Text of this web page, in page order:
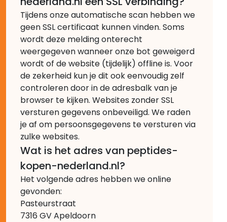
Tijdens onze automatische scan hebben we
geen SSL certificaat kunnen vinden. Soms
wordt deze melding onterecht
weergegeven wanneer onze bot geweigerd
wordt of de website (tijdelijk) offline is. Voor
de zekerheid kun je dit ook eenvoudig zelf
controleren door in de adresbalk van je
browser te kijken. Websites zonder SSL
versturen gegevens onbeveiligd. We raden
je af om persoonsgegevens te versturen via
zulke websites.
Wat is het adres van peptides-
kopen-nederland.nl?
Het volgende adres hebben we online
gevonden:
Pasteurstraat
7316 GV Apeldoorn